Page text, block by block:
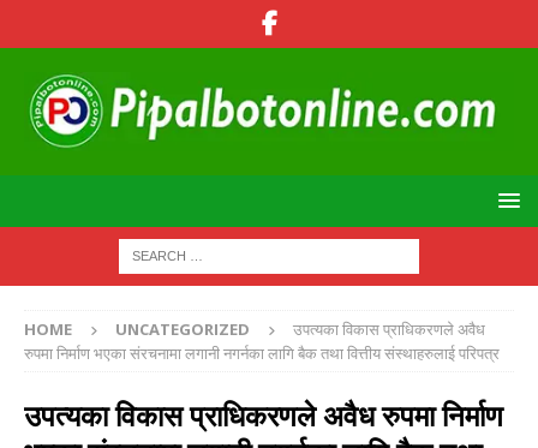
HOME UNCATEGORIZED
उपत्यका विकास प्राधिकरणले अवैध
रुपमा निर्माण भएका संरचनामा लगानी नगर्नका लागि बैक तथा वित्तीय संस्थाहरुलाई परिपत्र
उपत्यका विकास प्राधिकरणले अवैध रुपमा निर्माण